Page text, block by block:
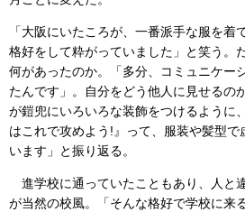
「大阪にいたころが、一番派手な服を着
格好をして粋がっていました」と笑う。
何があったのか。「多分、コミュニケー
たんです」。自分をどう他人に見せるの
が鎧兜にいろいろな装飾をつけるように
はこれで攻めよう!』って、服装や髪型
います」と振り返る。
進学校に通っていたこともあり、人と
が当然の校風。「そんな格好で学校に来